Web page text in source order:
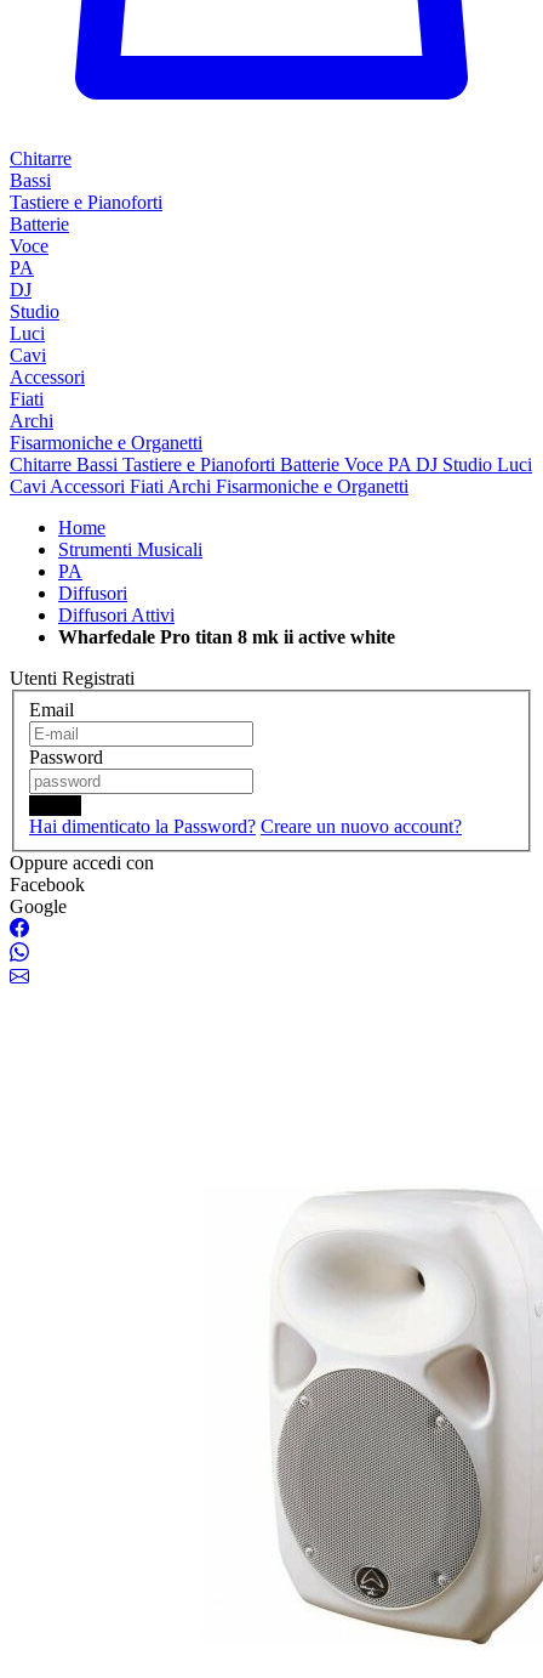
Chitarre
Bassi
Tastiere e Pianoforti
Batterie
Voce
PA
DJ
Studio
Luci
Cavi
Accessori
Fiati
Archi
Fisarmoniche e Organetti
Chitarre Bassi Tastiere e Pianoforti Batterie Voce PA DJ Studio Luci
Cavi Accessori Fiati Archi Fisarmoniche e Organetti
Home
Strumenti Musicali
PA
Diffusori
Diffusori Attivi
Wharfedale Pro titan 8 mk ii active white
Utenti Registrati
Email
Password
Hai dimenticato la Password? Creare un nuovo account?
Oppure accedi con
Facebook
Google